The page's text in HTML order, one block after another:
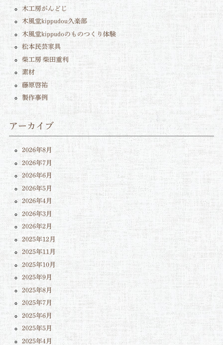
木工房がんどじ
木風堂kippudou久楽部
木風堂kippudoのものつくり体験
松本民芸家具
柴工房 柴田重利
素材
藤原啓祐
製作事例
アーカイブ
2026年8月
2026年7月
2026年6月
2026年5月
2026年4月
2026年3月
2026年2月
2025年12月
2025年11月
2025年10月
2025年9月
2025年8月
2025年7月
2025年6月
2025年5月
2025年4月